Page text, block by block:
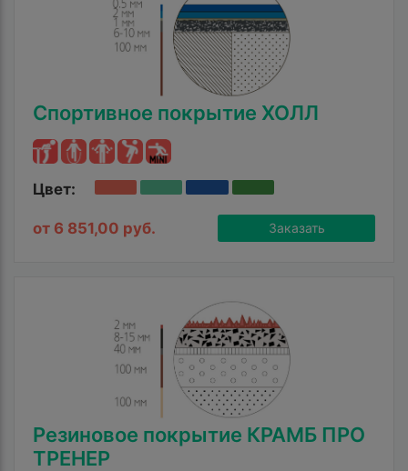
Спортивное покрытие ХОЛЛ
Цвет:
от 6 851,00 руб. Заказать
Резиновое покрытие КРАМБ ПРО
ТРЕНЕР